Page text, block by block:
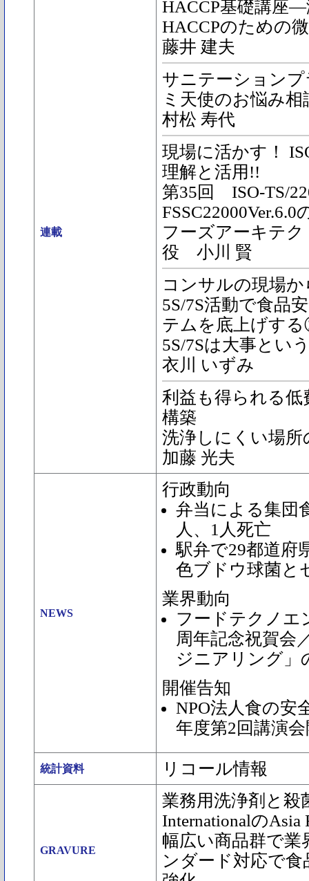
連載
HACCP基礎講座―
HACCPのための
藤井 建夫
サニテーション
ミ天使のお悩み相
村松 寿代
現場に活かす！
理解と活用!!
第35回 ISO-TS/
FSSC22000Ver.6.0
フーズアーキテ
役 小川 賢
コンサルの現場
5S/7S活動で食品
テムを底上げす
5S/7Sは大事とい
衣川 いずみ
利益も得られる低
構築
洗浄しにくい場所
加藤 光夫
NEWS
行政動向
弁当による集団
人、1人死亡
駅弁で29都道府
色ブドウ球菌と
業界動向
フードテクノエ
周年記念祝賀会
ジニアリング」
開催告知
NPO法人食の安
年度第2回講演
統計資料 リコール情報
GRAVURE
業務用洗浄剤と殺
InternationalのAsia
幅広い商品群で
ンダード対応で